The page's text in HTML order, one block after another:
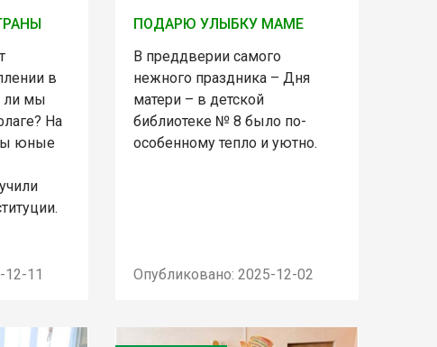
в
ли мы
На
юные
12-11
ПОДАРЮ УЛЫБКУ МАМЕ
В преддверии самого
нежного праздника – Дня
матери – в детской
библиотеке № 8 было по-
особенному тепло и уютно.
Опубликовано: 2025-12-02